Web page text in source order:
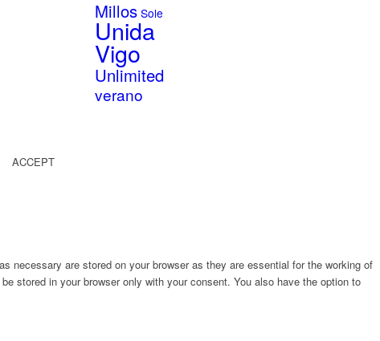
Millos Sole
Unida
Vigo
Unlimited
verano
ACCEPT
necessary are stored on your browser as they are essential for the working of
stored in your browser only with your consent. You also have the option to